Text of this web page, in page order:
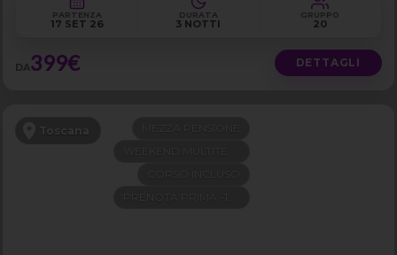
PARTENZA
17 SET 26
DURATA
3 NOTTI
GRUPPO
20
DA399€ DETTAGLI
Toscana